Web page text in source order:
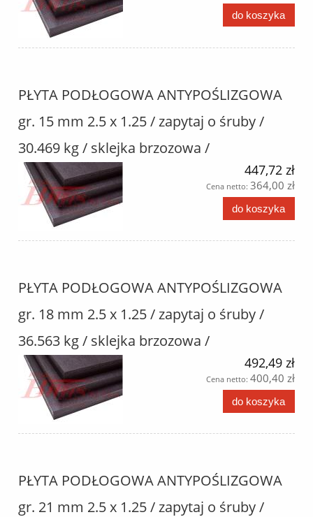
do koszyka
PŁYTA PODŁOGOWA ANTYPOŚLIZGOWA
gr. 15 mm 2.5 x 1.25 / zapytaj o śruby /
30.469 kg / sklejka brzozowa /
447,72 zł
Cena netto: 364,00 zł
do koszyka
PŁYTA PODŁOGOWA ANTYPOŚLIZGOWA
gr. 18 mm 2.5 x 1.25 / zapytaj o śruby /
36.563 kg / sklejka brzozowa /
492,49 zł
Cena netto: 400,40 zł
do koszyka
PŁYTA PODŁOGOWA ANTYPOŚLIZGOWA
gr. 21 mm 2.5 x 1.25 / zapytaj o śruby /